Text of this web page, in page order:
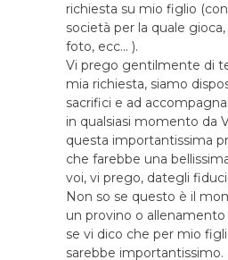
richiesta su mio figlio
società per la quale
foto, ecc… ).
Vi prego gentilmente di
mia richiesta, siamo
sacrifici e ad
in qualsiasi momento da
questa importantissima
che farebbe una
voi, vi prego, dategli
Non so se questo è il
un provino o
se vi dico che per mio
sarebbe importantissimo.